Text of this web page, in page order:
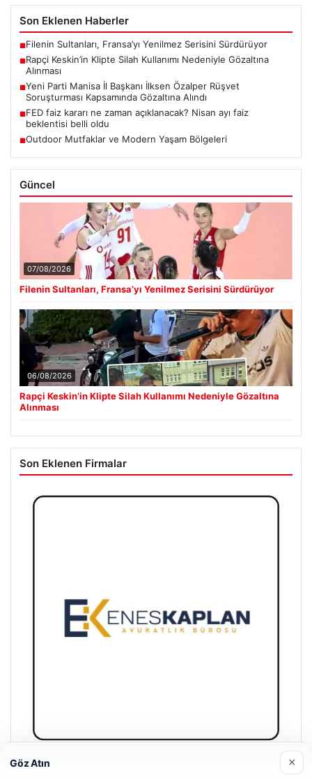
Son Eklenen Haberler
■Filenin Sultanları, Fransa’yı Yenilmez Serisini Sürdürüyor
■Rapçi Keskin’in Klipte Silah Kullanımı Nedeniyle Gözaltına
Alınması
■Yeni Parti Manisa İl Başkanı İlksen Özalper Rüşvet
Soruşturması Kapsamında Gözaltına Alındı
■FED faiz kararı ne zaman açıklanacak? Nisan ayı faiz
beklentisi belli oldu
■Outdoor Mutfaklar ve Modern Yaşam Bölgeleri
Güncel
07/08/2026
Filenin Sultanları, Fransa’yı Yenilmez Serisini Sürdürüyor
06/08/2026
Rapçi Keskin’in Klipte Silah Kullanımı Nedeniyle Gözaltına
Alınması
Son Eklenen Firmalar
Enes Kaplan Avukatlık Bürosu
Göz Atın ×